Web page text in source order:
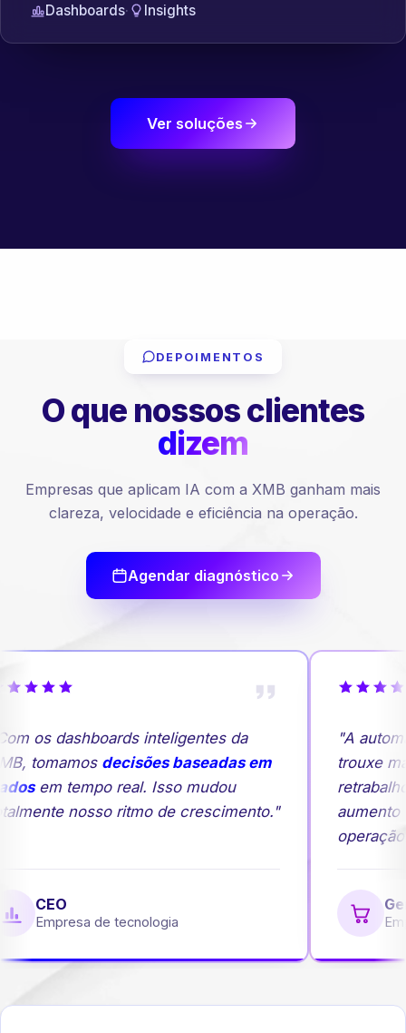
Dashboards· Insights
Ver soluções
DEPOIMENTOS
O que nossosclientes
dizem
Empresas que aplicam IA com a XMB ganham mais
clareza, velocidade e eficiência na operação.
Agendar diagnóstico
os dashboards inteligentes da
tomamosdecisões baseadas em
em tempo real. Isso mudou
nosso ritmo de crescimento."
CEO
Empresa de tecnologia
"A
trouxe
aumento